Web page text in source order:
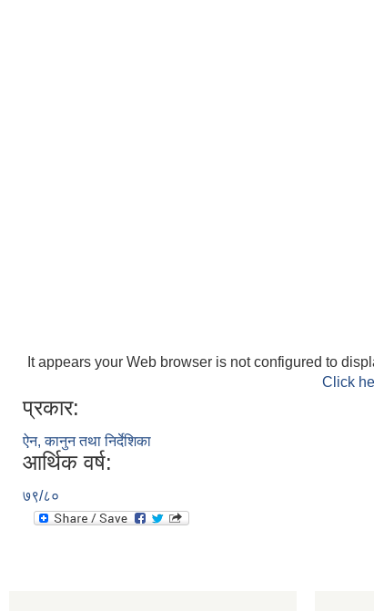
It appears your Web browser is not configured to
Click
प्रकार:
ऐन, कानुन तथा निर्देशिका
आर्थिक वर्ष:
७९/८०